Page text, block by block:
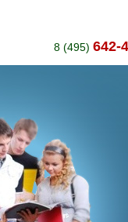
8 (495) 642-